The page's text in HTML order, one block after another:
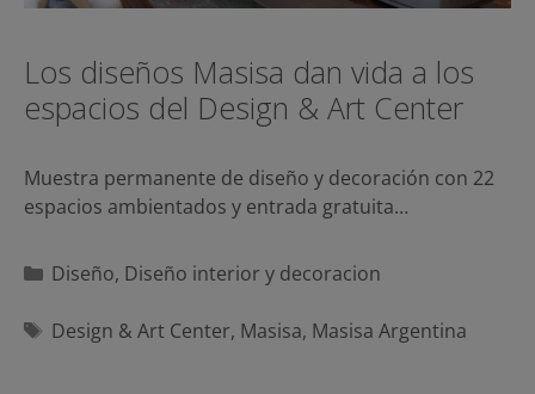
Los diseños Masisa dan vida a los
espacios del Design & Art Center
Muestra permanente de diseño y decoración con 22
espacios ambientados y entrada gratuita…
Categorías
Diseño, Diseño interior y decoracion
Etiquetas
Design & Art Center, Masisa, Masisa Argentina